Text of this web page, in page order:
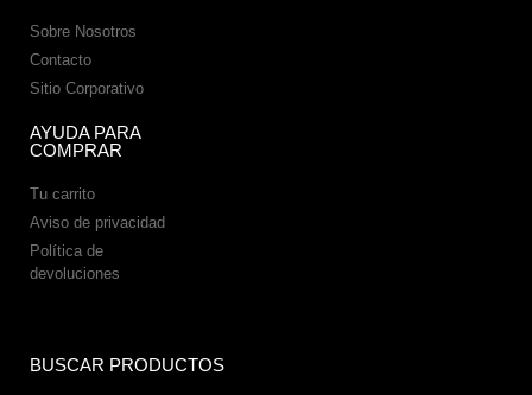
Sobre Nosotros
Contacto
Sitio Corporativo
AYUDA PARA
COMPRAR
Tu carrito
Aviso de privacidad
Política de
devoluciones
BUSCAR PRODUCTOS